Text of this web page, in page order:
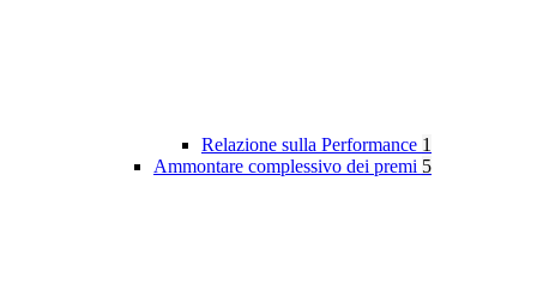
Relazione sulla Performance 1
Ammontare complessivo dei premi 5